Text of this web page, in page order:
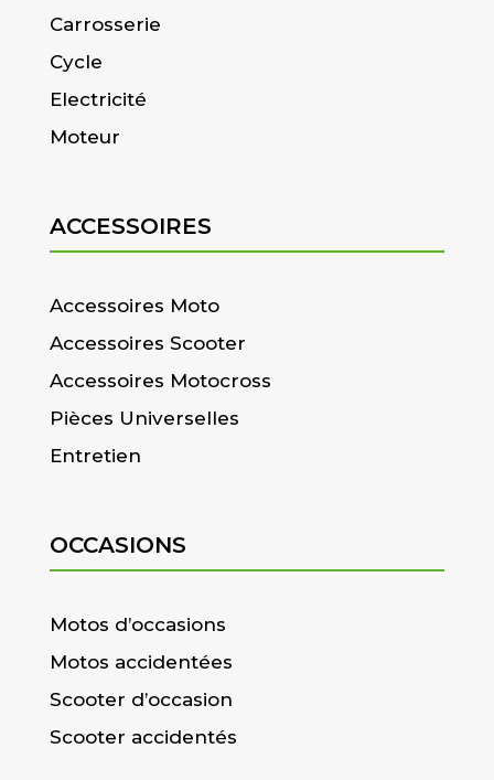
Carrosserie
Cycle
Electricité
Moteur
ACCESSOIRES
Accessoires Moto
Accessoires Scooter
Accessoires Motocross
Pièces Universelles
Entretien
OCCASIONS
Motos d’occasions
Motos accidentées
Scooter d’occasion
Scooter accidentés